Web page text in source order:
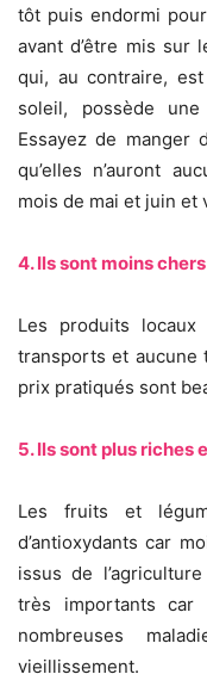
tôt puis endormi
avant d’être mis sur
qui, au contraire,
soleil, possède
Essayez de manger
qu’elles n’auront
mois de mai et juin et
4. Ils sont moins chers
Les produits
transports et aucune
prix pratiqués sont
5. Ils sont plus riches
Les fruits et
d’antioxydants car
issus de
très importants car
nombreuses
vieillissement.